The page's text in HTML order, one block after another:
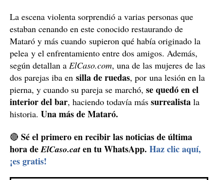
La escena violenta sorprendió a varias personas que
estaban cenando en este conocido restaurando de
Mataró y más cuando supieron qué había originado la
pelea y el enfrentamiento entre dos amigos. Además,
según detallan a ElCaso.com, una de las mujeres de las
dos parejas iba en silla de ruedas, por una lesión en la
pierna, y cuando su pareja se marchó, se quedó en el
interior del bar, haciendo todavía más surrealista la
historia. Una más de Mataró.
🔴 Sé el primero en recibir las noticias de última
hora deElCaso.cat en tu WhatsApp. Haz clic aquí,
¡es gratis!